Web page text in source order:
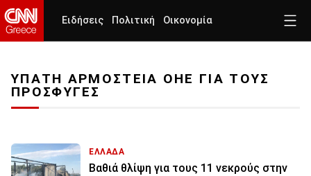
Ειδήσεις Πολιτική Οικονομία
ΥΠΑΤΗ ΑΡΜΟΣΤΕΙΑ ΟΗΕ ΓΙΑ ΤΟΥΣ
ΠΡΟΣΦΥΓΕΣ
ΕΛΛΑΔΑ
Βαθιά θλίψη για τους 11 νεκρούς στην